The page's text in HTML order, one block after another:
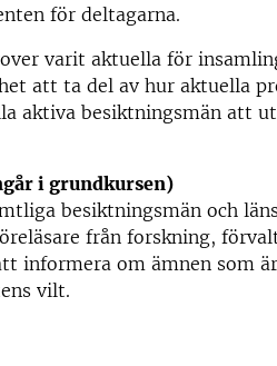
för deltagarna.
varit aktuella för
att ta del av hur aktuella
aktiva besiktningsmän att
i grundkursen)
besiktningsmän och
från forskning,
informera om ämnen som
vilt.